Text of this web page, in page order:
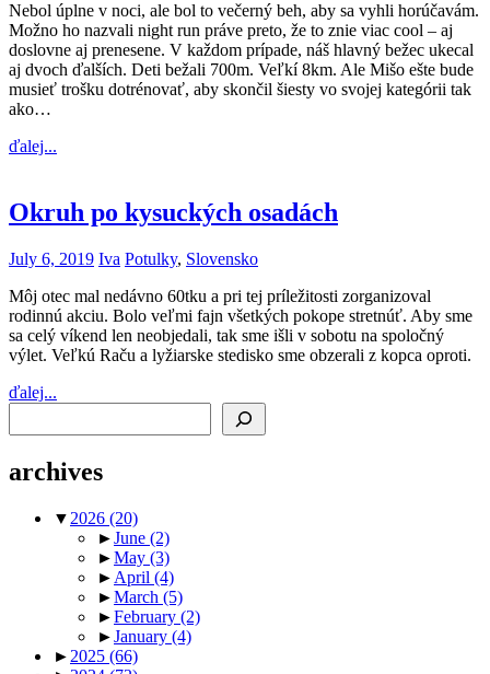
Nebol úplne v noci, ale bol to večerný beh, aby sa vyhli horúčavám.
Možno ho nazvali night run práve preto, že to znie viac cool – aj
doslovne aj prenesene. V každom prípade, náš hlavný bežec ukecal
aj dvoch ďalších. Deti bežali 700m. Veľkí 8km. Ale Mišo ešte bude
musieť trošku dotrénovať, aby skončil šiesty vo svojej kategórii tak
ako…
ďalej...
Okruh po kysuckých osadách
July 6, 2019 Iva Potulky, Slovensko
Môj otec mal nedávno 60tku a pri tej príležitosti zorganizoval
rodinnú akciu. Bolo veľmi fajn všetkých pokope stretnúť. Aby sme
sa celý víkend len neobjedali, tak sme išli v sobotu na spoločný
výlet. Veľkú Raču a lyžiarske stedisko sme obzerali z kopca oproti.
ďalej...
archives
▼ 2026 (20)
►June (2)
►May (3)
► April (4)
►March (5)
►February (2)
►January (4)
► 2025 (66)